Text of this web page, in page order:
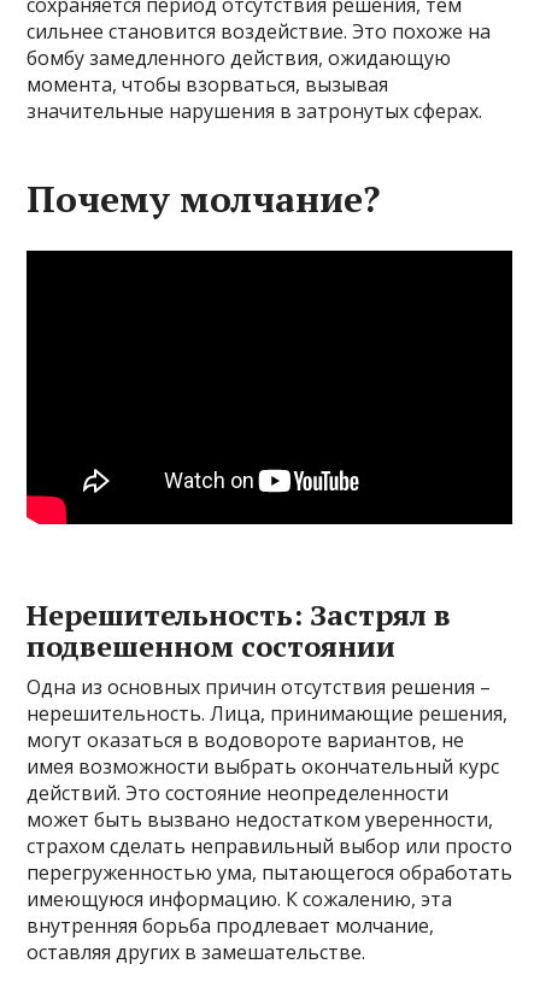
сильнее становится воздействие. Это похоже на
бомбу замедленного действия, ожидающую
момента, чтобы взорваться, вызывая
значительные нарушения в затронутых сферах.
Почему молчание?
Нерешительность: Застрял в
подвешенном состоянии
Одна из основных причин отсутствия решения –
нерешительность. Лица, принимающие решения,
могут оказаться в водовороте вариантов, не
имея возможности выбрать окончательный курс
действий. Это состояние неопределенности
может быть вызвано недостатком уверенности,
страхом сделать неправильный выбор или просто
перегруженностью ума, пытающегося обработать
имеющуюся информацию. К сожалению, эта
внутренняя борьба продлевает молчание,
оставляя других в замешательстве.